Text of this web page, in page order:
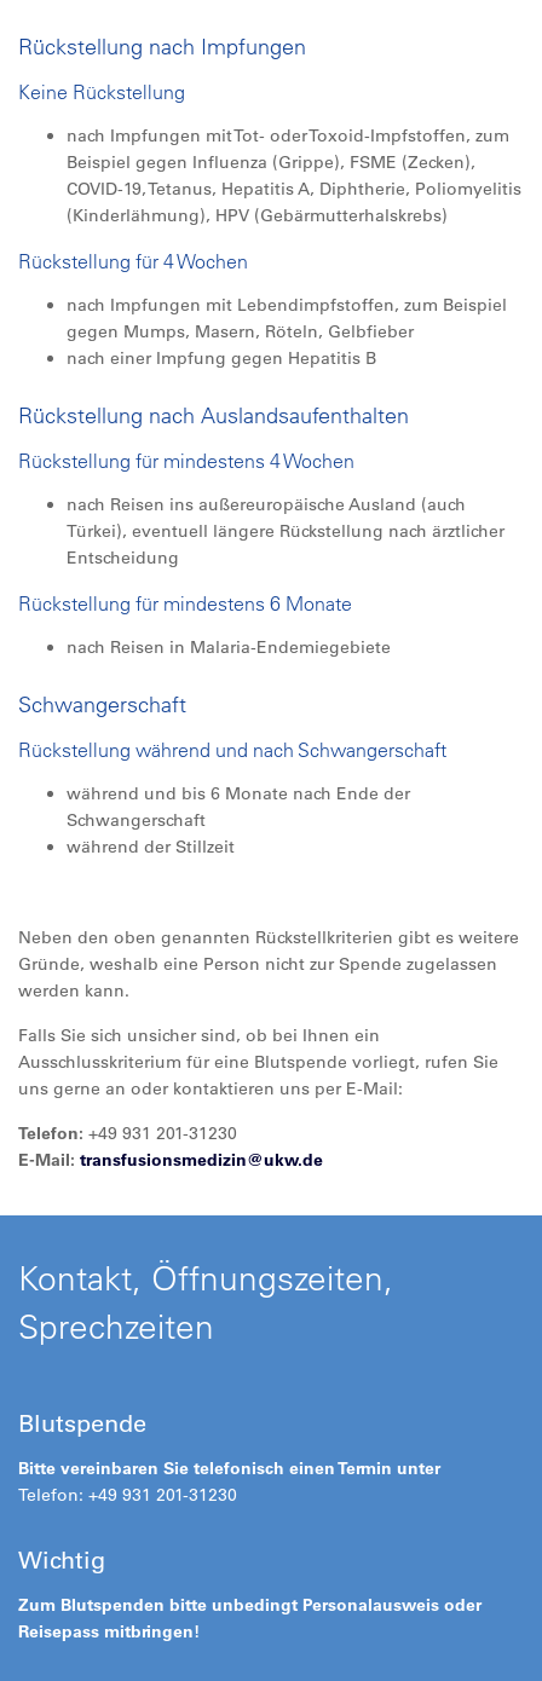
Rückstellung nach Impfungen
Keine Rückstellung
nach Impfungen mit Tot- oder Toxoid-Impfstoffen, zum
Beispiel gegen Influenza (Grippe), FSME (Zecken),
COVID-19, Tetanus, Hepatitis A, Diphtherie, Poliomyelitis
(Kinderlähmung), HPV (Gebärmutterhalskrebs)
Rückstellung für 4 Wochen
nach Impfungen mit Lebendimpfstoffen, zum Beispiel
gegen Mumps, Masern, Röteln, Gelbfieber
nach einer Impfung gegen Hepatitis B
Rückstellung nach Auslandsaufenthalten
Rückstellung für mindestens 4 Wochen
nach Reisen ins außereuropäische Ausland (auch
Türkei), eventuell längere Rückstellung nach ärztlicher
Entscheidung
Rückstellung für mindestens 6 Monate
nach Reisen in Malaria-Endemiegebiete
Schwangerschaft
Rückstellung während und nach Schwangerschaft
während und bis 6 Monate nach Ende der
Schwangerschaft
während der Stillzeit
Neben den oben genannten Rückstellkriterien gibt es weitere
Gründe, weshalb eine Person nicht zur Spende zugelassen
werden kann.
Falls Sie sich unsicher sind, ob bei Ihnen ein
Ausschlusskriterium für eine Blutspende vorliegt, rufen Sie
uns gerne an oder kontaktieren uns per E-Mail:
Telefon: +49 931 201-31230
E-Mail: transfusionsmedizin@ukw.de
Kontakt, Öffnungszeiten,
Sprechzeiten
Blutspende
Bitte vereinbaren Sie telefonisch einen Termin unter
Telefon: +49 931 201-31230
Wichtig
Zum Blutspenden bitte unbedingt Personalausweis oder
Reisepass mitbringen!